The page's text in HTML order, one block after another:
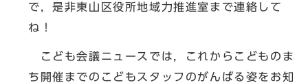
で，是非東山区役所地域力推進室まで連絡して
ね！
こども会議ニュースでは，これからこどものま
ち開催までのこどもスタッフのがんばる姿をお知